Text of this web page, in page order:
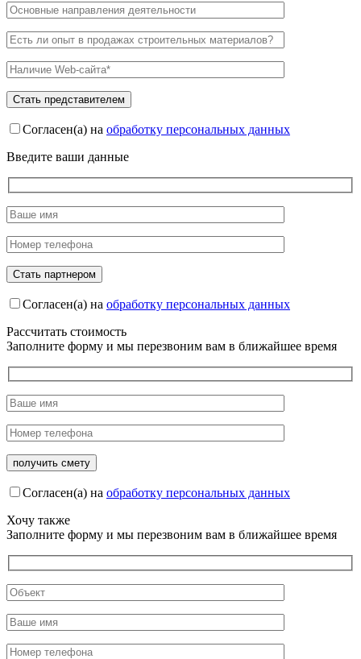
Согласен(а) на обработку персональных данных
Введите ваши данные
Согласен(а) на обработку персональных данных
Рассчитать стоимость
Заполните форму и мы перезвоним вам в ближайшее время
Согласен(а) на обработку персональных данных
Хочу также
Заполните форму и мы перезвоним вам в ближайшее время